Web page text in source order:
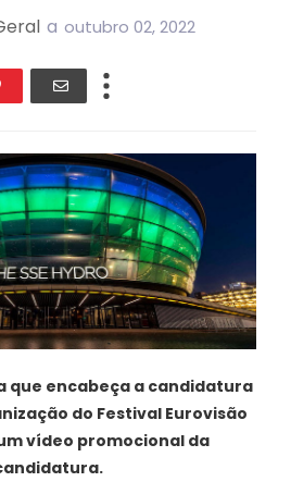
a outubro 02, 2022
que encabeça a candidatura
do Festival Eurovisão
vídeo promocional da